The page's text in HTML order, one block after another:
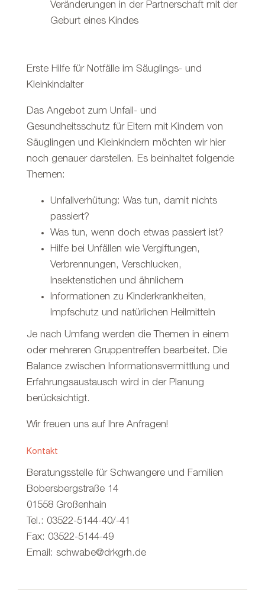
Veränderungen in der Partnerschaft mit der
Geburt eines Kindes
Erste Hilfe für Notfälle im Säuglings- und
Kleinkindalter
Das Angebot zum Unfall- und
Gesundheitsschutz für Eltern mit Kindern von
Säuglingen und Kleinkindern möchten wir hier
noch genauer darstellen. Es beinhaltet folgende
Themen:
Unfallverhütung: Was tun, damit nichts
passiert?
Was tun, wenn doch etwas passiert ist?
Hilfe bei Unfällen wie Vergiftungen,
Verbrennungen, Verschlucken,
Insektenstichen und ähnlichem
Informationen zu Kinderkrankheiten,
Impfschutz und natürlichen Heilmitteln
Je nach Umfang werden die Themen in einem
oder mehreren Gruppentreffen bearbeitet. Die
Balance zwischen Informationsvermittlung und
Erfahrungsaustausch wird in der Planung
berücksichtigt.
Wir freuen uns auf Ihre Anfragen!
Kontakt
Beratungsstelle für Schwangere und Familien
Bobersbergstraße 14
01558 Großenhain
Tel.: 03522-5144-40/-41
Fax: 03522-5144-49
Email: schwabe@drkgrh.de